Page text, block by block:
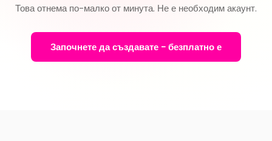
Това отнема по-малко от минута. Не е необходим акаунт.
Започнете да създавате - безплатно е